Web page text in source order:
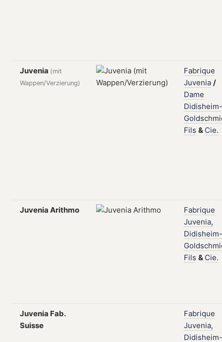
Juvenia (mit
Wappen/Verzierung)
Fabrique
Juvenia /
Dame
Didisheim-
Fils & Cie.
Juvenia Arithmo
Fabrique
Juvenia,
Didisheim-
Fils & Cie.
Juvenia Fab.
Suisse
Fabrique
Juvenia,
Didisheim-